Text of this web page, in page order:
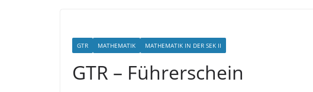
GTR MATHEMATIK MATHEMATIK IN DER SEK II
GTR – Führerschein